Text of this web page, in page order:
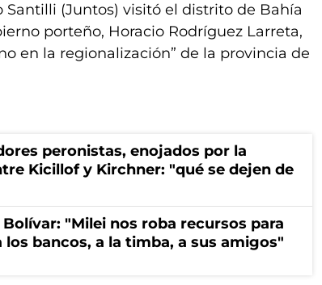
(Juntos) visitó el distrito de Bahía
porteño, Horacio Rodríguez Larreta,
en la regionalización” de la provincia de
peronistas, enojados por la
Kicillof y Kirchner: "qué se dejen de
"Milei nos roba recursos para
los bancos, a la timba, a sus amigos"